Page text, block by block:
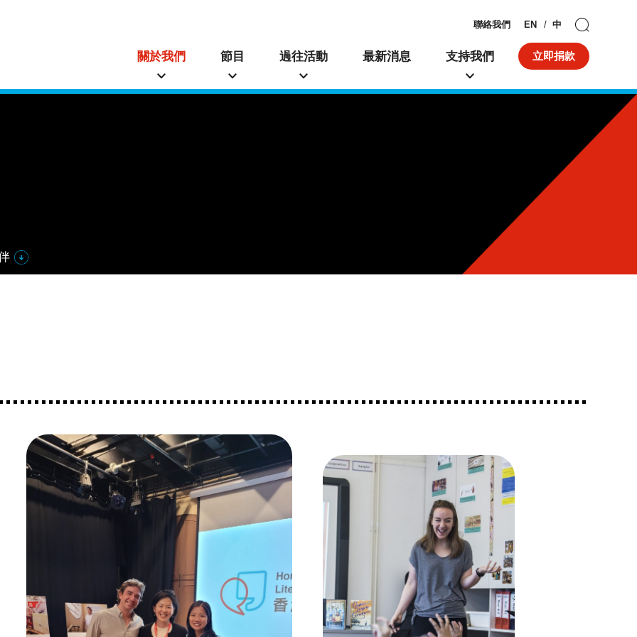
聯絡我們 EN 中
關於我們 節目 過往活動 最新消息 支持我們 立即捐款